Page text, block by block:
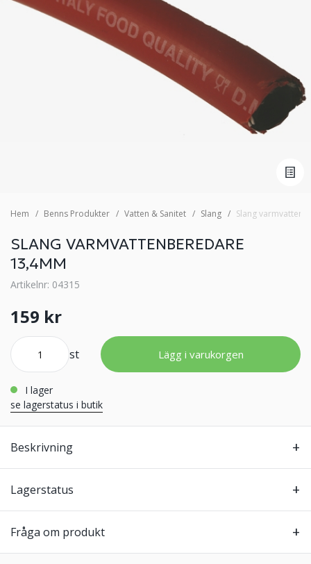
Hem Benns Produkter Vatten & Sanitet Slang Slang
SLANG VARMVATTENBEREDARE
13,4MM
Artikelnr: 04315
159 kr
st Lägg i varukorgen
i lager
se lagerstatus i butik
Beskrivning
Lagerstatus
Fråga om produkt